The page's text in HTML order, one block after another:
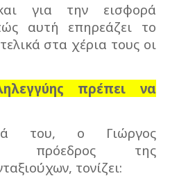
για την εισφορά
αυτή επηρεάζει το
στα χέρια τους οι
πρέπει να
του, ο Γιώργος
πρόεδρος της
τονίζει: